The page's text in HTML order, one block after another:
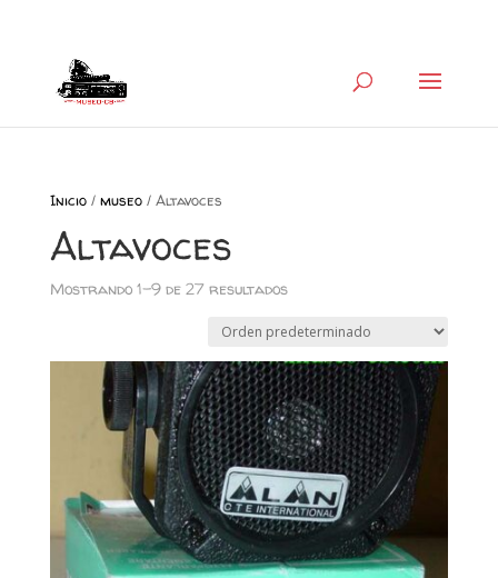
Inicio/ museo/ Altavoces
Altavoces
Mostrando 1–9 de 27 resultados